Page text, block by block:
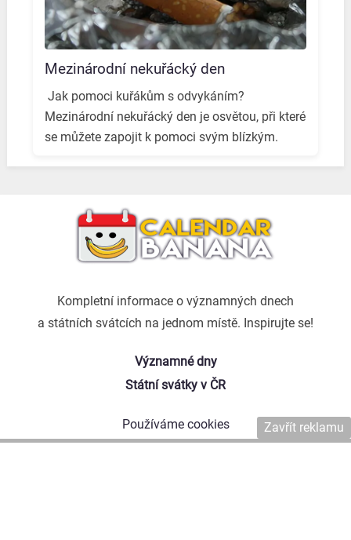
Mezinárodní nekuřácký den
️ Jak pomoci kuřákům s odvykáním? ️
Mezinárodní nekuřácký den je osvětou, při které
se můžete zapojit k pomoci svým blízkým. ️
Kompletní informace o významných dnech
a státních svátcích na jednom místě. Inspirujte se!
Významné dny
Státní svátky v ČR
Používáme cookies
Zavřít reklamu